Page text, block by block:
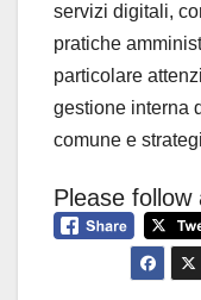
servizi digitali,
pratiche
particolare
gestione interna
comune e
Please follow